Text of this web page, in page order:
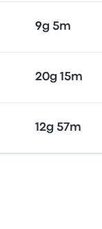
9g 5m
20g 15m
12g 57m